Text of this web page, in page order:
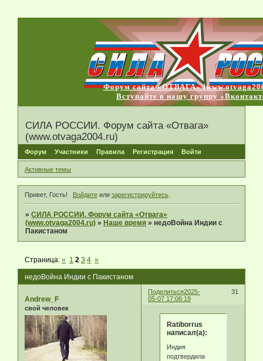
Форум сайта «ОТВАГА»
Вступайте в нашу группу
СИЛА РОССИИ. Форум сайта «Отвага»
(www.otvaga2004.ru)
Форум Участники Правила Регистрация Войти
Активные темы
Привет, Гость! Войдитеили зарегистрируйтесь.
»СИЛА РОССИИ. Форум сайта «Отвага»
(www.otvaga2004.ru) » Наше время »недоВойна Индии с
Пакистаном
недоВойна Индии с Пакистаном
Страница:« 1 2 3 4 »
Поделиться 31
2025-
05-07 17:06:19
Andrew_F
свой человек
Ratiborrus
написал(а):
Индия
подтвердила